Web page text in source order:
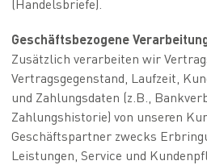
(Handelsbriefe).
Geschäftsbezogene
Zusätzlich verarbeiten wir
Vertragsgegenstand, Laufzeit,
und Zahlungsdaten (z.B.,
Zahlungshistorie) von unseren
Geschäftspartner zwecks
Leistungen, Service und